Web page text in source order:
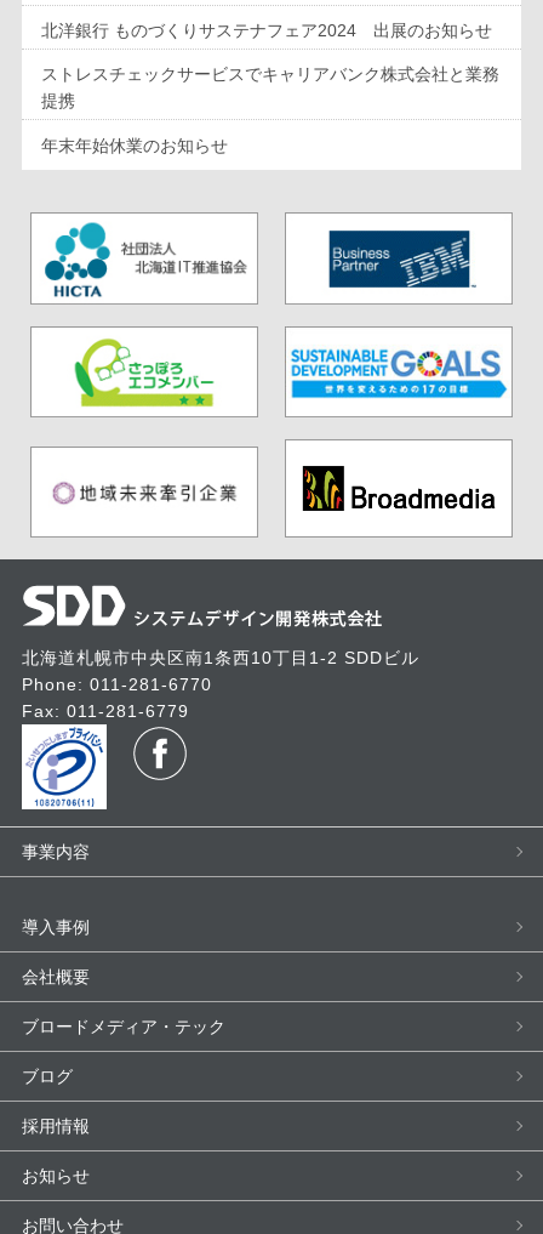
北洋銀行 ものづくりサステナフェア2024 出展のお知らせ
ストレスチェックサービスでキャリアバンク株式会社と業務
提携
年末年始休業のお知らせ
北海道札幌市中央区南1条西10丁目1-2 SDDビル
Phone: 011-281-6770
Fax: 011-281-6779
事業内容
導入事例
会社概要
ブロードメディア・テック
ブログ
採用情報
お知らせ
お問い合わせ